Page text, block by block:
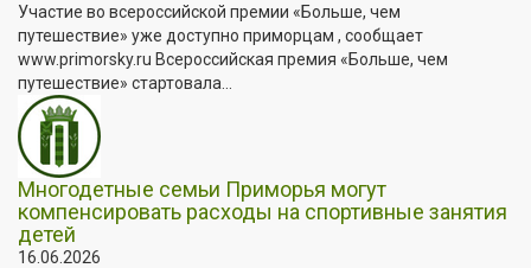
Участие во всероссийской премии «Больше, чем
путешествие» уже доступно приморцам , сообщает
www.primorsky.ru Всероссийская премия «Больше, чем
путешествие» стартовала...
Многодетные семьи Приморья могут
компенсировать расходы на спортивные занятия
детей
16.06.2026